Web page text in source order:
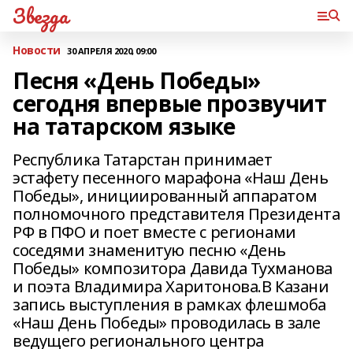
Звезда
Новости 30 АПРЕЛЯ 2020, 09:00
Песня «День Победы»
сегодня впервые прозвучит
на татарском языке
Республика Татарстан принимает
эстафету песенного марафона «Наш День
Победы», инициированный аппаратом
полномочного представителя Президента
РФ в ПФО и поет вместе с регионами
соседями знаменитую песню «День
Победы» композитора Давида Тухманова
и поэта Владимира Харитонова.В Казани
запись выступления в рамках флешмоба
«Наш День Победы» проводилась в зале
ведущего регионального центра